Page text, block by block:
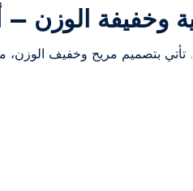
وخفيفة الوزن –
تأتي بتصميم مريح وخفيف